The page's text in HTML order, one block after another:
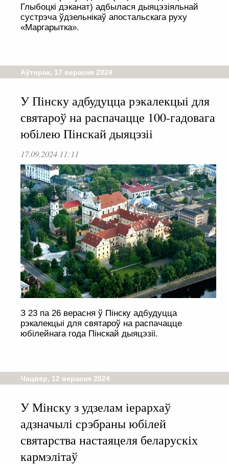
Глыбоцкі дэканат) адбылася дыяцэзіяльнай
сустрэча ўдзельнікаў апостальскага руху
«Маргарытка».
Аўторак, 17 верасня 2024
У Пінску адбудуцца рэкалекцыі для
святароў на распачацце 100-гадовага
юбілею Пінскай дыяцэзіі
17.09.2024 11:11
З 23 па 26 верасня ў Пінску адбудуцца
рэкалекцыі для святароў на распачацце
юбілейнага года Пінскай дыяцэзіі.
Чацвер, 12 верасня 2024
У Мінску з удзелам іерархаў
адзначылі срэбраны юбілей
святарства настаяцеля беларускіх
кармэлітаў